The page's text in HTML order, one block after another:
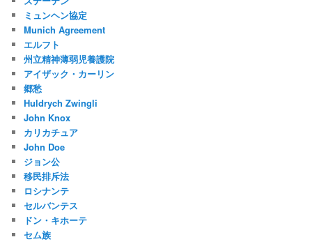
ミュンヘン協定
Munich Agreement
エルフト
州立精神薄弱児養護院
アイザック・カーリン
郷愁
Huldrych Zwingli
John Knox
カリカチュア
John Doe
ジョン公
移民排斥法
ロシナンテ
セルバンテス
ドン・キホーテ
セム族